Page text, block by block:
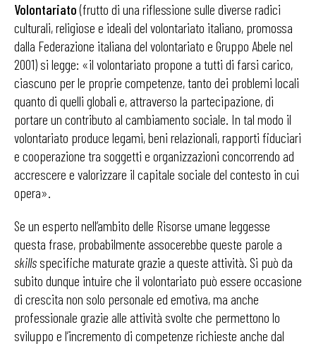
Volontariato(frutto di una riflessione sulle diverse radici
culturali, religiose e ideali del volontariato italiano, promossa
dalla Federazione italiana del volontariato e Gruppo Abele nel
2001) si legge: «il volontariato propone a tutti di farsi carico,
ciascuno per le proprie competenze, tanto dei problemi locali
quanto di quelli globali e, attraverso la partecipazione, di
portare un contributo al cambiamento sociale. In tal modo il
volontariato produce legami, beni relazionali, rapporti fiduciari
e cooperazione tra soggetti e organizzazioni concorrendo ad
accrescere e valorizzare il capitale sociale del contesto in cui
opera».
Se un esperto nell’ambito delle Risorse umane leggesse
questa frase, probabilmente assocerebbe queste parole a
skills specifiche maturate grazie a queste attività. Si può da
subito dunque intuire che il volontariato può essere occasione
di crescita non solo personale ed emotiva, ma anche
professionale grazie alle attività svolte che permettono lo
sviluppo e l’incremento di competenze richieste anche dal